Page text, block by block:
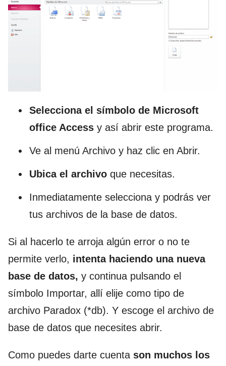
Selecciona el símbolo de Microsoft
office Access y así abrir este programa.
Ve al menú Archivo y haz clic en Abrir.
Ubica el archivo que necesitas.
Inmediatamente selecciona y podrás ver
tus archivos de la base de datos.
Si al hacerlo te arroja algún error o no te
permite verlo, intenta haciendo una nueva
base de datos, y continua pulsando el
símbolo Importar, allí elije como tipo de
archivo Paradox (*db). Y escoge el archivo de
base de datos que necesites abrir.
Como puedes darte cuenta son muchos los